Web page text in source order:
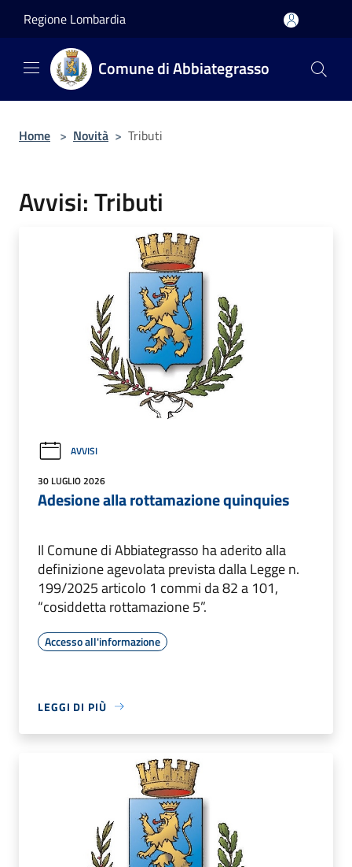
Regione Lombardia
Comune di Abbiategrasso
Home > Novità > Tributi
Avvisi: Tributi
AVVISI
30 LUGLIO 2026
Adesione alla rottamazione quinquies
Il Comune di Abbiategrasso ha aderito alla
definizione agevolata prevista dalla Legge n.
199/2025 articolo 1 commi da 82 a 101,
“cosiddetta rottamazione 5”.
Accesso all'informazione
LEGGI DI PIÙ